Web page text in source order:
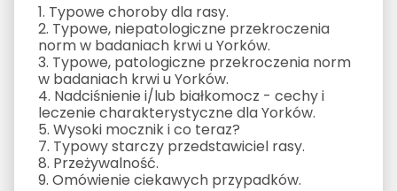
1. Typowe choroby dla rasy.
2. Typowe, niepatologiczne przekroczenia
norm w badaniach krwi u Yorków.
3. Typowe, patologiczne przekroczenia norm
w badaniach krwi u Yorków.
4. Nadciśnienie i/lub białkomocz - cechy i
leczenie charakterystyczne dla Yorków.
5. Wysoki mocznik i co teraz?
7. Typowy starczy przedstawiciel rasy.
8. Przeżywalność.
9. Omówienie ciekawych przypadków.